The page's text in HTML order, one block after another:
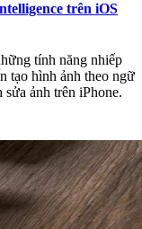
trên iOS
tính năng nhiếp
tạo hình ảnh theo ngữ
ảnh trên iPhone.